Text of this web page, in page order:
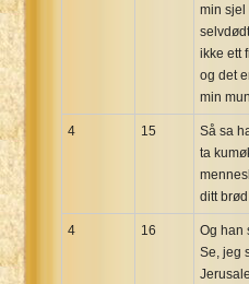
min sjel
ikke ett
og det
min
4 15
Så sa
ta
ditt brød
4 16
Og han
Se, jeg